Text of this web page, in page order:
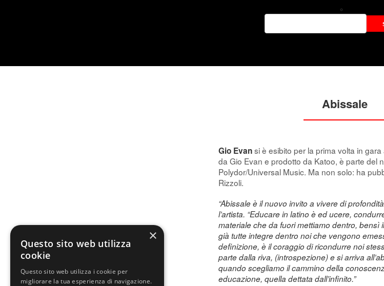
Abissale
Gio Evansi è esibito per la prima volta in gara
da Gio Evan e prodotto da Katoo, è parte del
Polydor/Universal Music. Ma non solo: ha
Rizzoli.
“Abissale è il nuovo invito a vivere di
l’artista. “Educare in latino è ed ucere,
materiale che da fuori mettiamo dentro,
già tutte integre dentro noi che vengono
definizione, è il coraggio di ricondurre noi
parte dalla riva, (introspezione) e si arriva
quando scegliamo il cammino della
educazione, quella dettata dall’infinito.”
×
Questo sito web utilizza
cookie
Questo sito web utilizza i cookie per
migliorare la tua esperienza di navigazione.